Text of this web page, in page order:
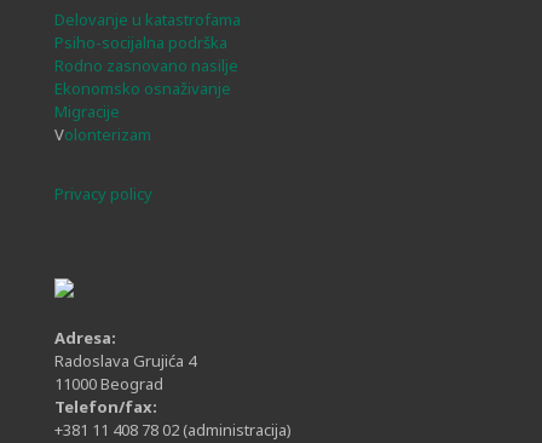
Delovanje u katastrofama
Psiho-socijalna podrška
Rodno zasnovano nasilje
Ekonomsko osnaživanje
Migracije
Volonterizam
Privacy policy
Adresa:
Radoslava Grujića 4
11000 Beograd
Telefon/fax:
+381 11 408 78 02 (administracija)